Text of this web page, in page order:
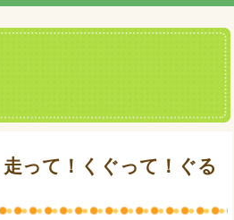
って！くぐって！ぐる